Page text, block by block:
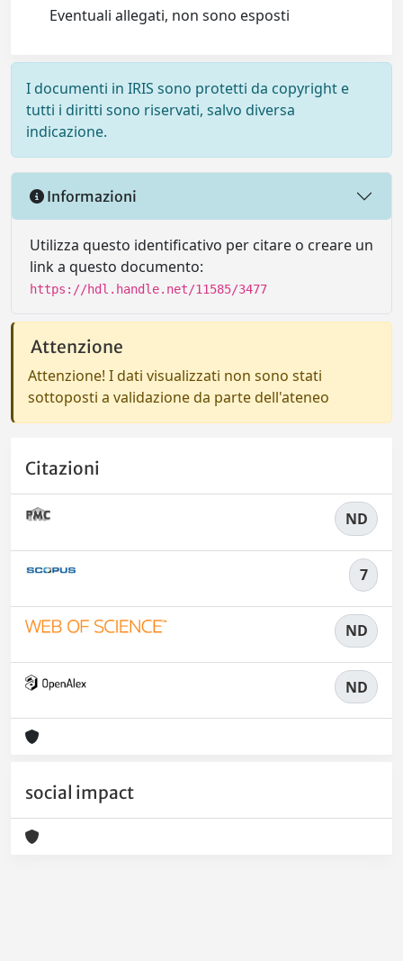
Eventuali allegati, non sono esposti
I documenti in IRIS sono protetti da copyright e
tutti i diritti sono riservati, salvo diversa
indicazione.
Informazioni
Utilizza questo identificativo per citare o creare un
link a questo documento:
https://hdl.handle.net/11585/3477
Attenzione
Attenzione! I dati visualizzati non sono stati
sottoposti a validazione da parte dell'ateneo
Citazioni
ND
7
ND
ND
social impact